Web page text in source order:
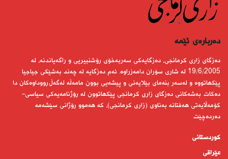
دەربارەى ئێمە
دەزگای زاری كرمانجی، دەزگایەكی سەربەخۆی رۆشنبیریی و راگەیاندنە، لە
19/6/2005 لە شاری سۆران دامەزراوە. ئەم دەزگایە لە چەند بەشێكی جیاجیا
پێكهاتووە و لەسەر بنەمای بێلایەنی و پیشەیی بوون مامەڵە لەگەڵ رووداوەكان دا
دەكات. بەشەكانی دەزگای زاری كرمانجی پێكهاتوون لە رۆژنامەیەكی سیاسی-
كۆمەڵایەتی هەفتانە بەناوی (زاری كرمانجی)، كە هەموو رۆژانی سێشەمە
دەردەچێت.
کوردستانى
عێراقی